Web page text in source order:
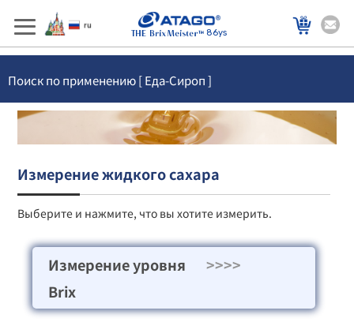
86ys
Поиск по применению [ Еда-Сироп ]
Измерение жидкого сахара
Выберите и нажмите, что вы хотите измерить.
Измерение уровня
Brix
>>>>